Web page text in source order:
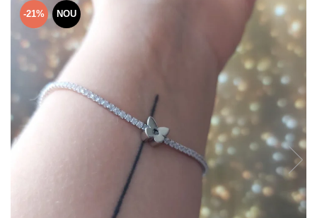
Bijuterii pentru barbati
Inele
Talismane
Verighete
Bijuterii din argint placate cu aur
24K
-21% NOU